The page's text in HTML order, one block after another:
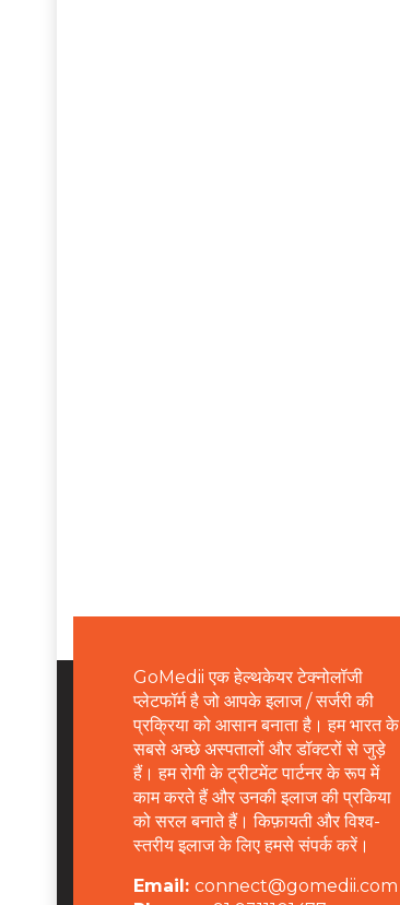
GoMedii एक हेल्थकेयर टेक्नोलॉजी
प्लेटफॉर्म है जो आपके इलाज / सर्जरी की
प्रक्रिया को आसान बनाता है। हम भारत के
सबसे अच्छे अस्पतालों और डॉक्टरों से जुड़े
हैं। हम रोगी के ट्रीटमेंट पार्टनर के रूप में
काम करते हैं और उनकी इलाज की प्रकिया
को सरल बनाते हैं। किफ़ायती और विश्व-
स्तरीय इलाज के लिए हमसे संपर्क करें।
Email: connect@gomedii.com